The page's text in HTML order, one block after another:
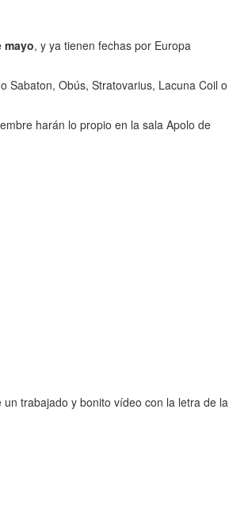
mayo, y ya tienen fechas por Europa
Sabaton, Obús, Stratovarius, Lacuna Coil o
harán lo propio en la sala Apolo de
un trabajado y bonito vídeo con la letra de la